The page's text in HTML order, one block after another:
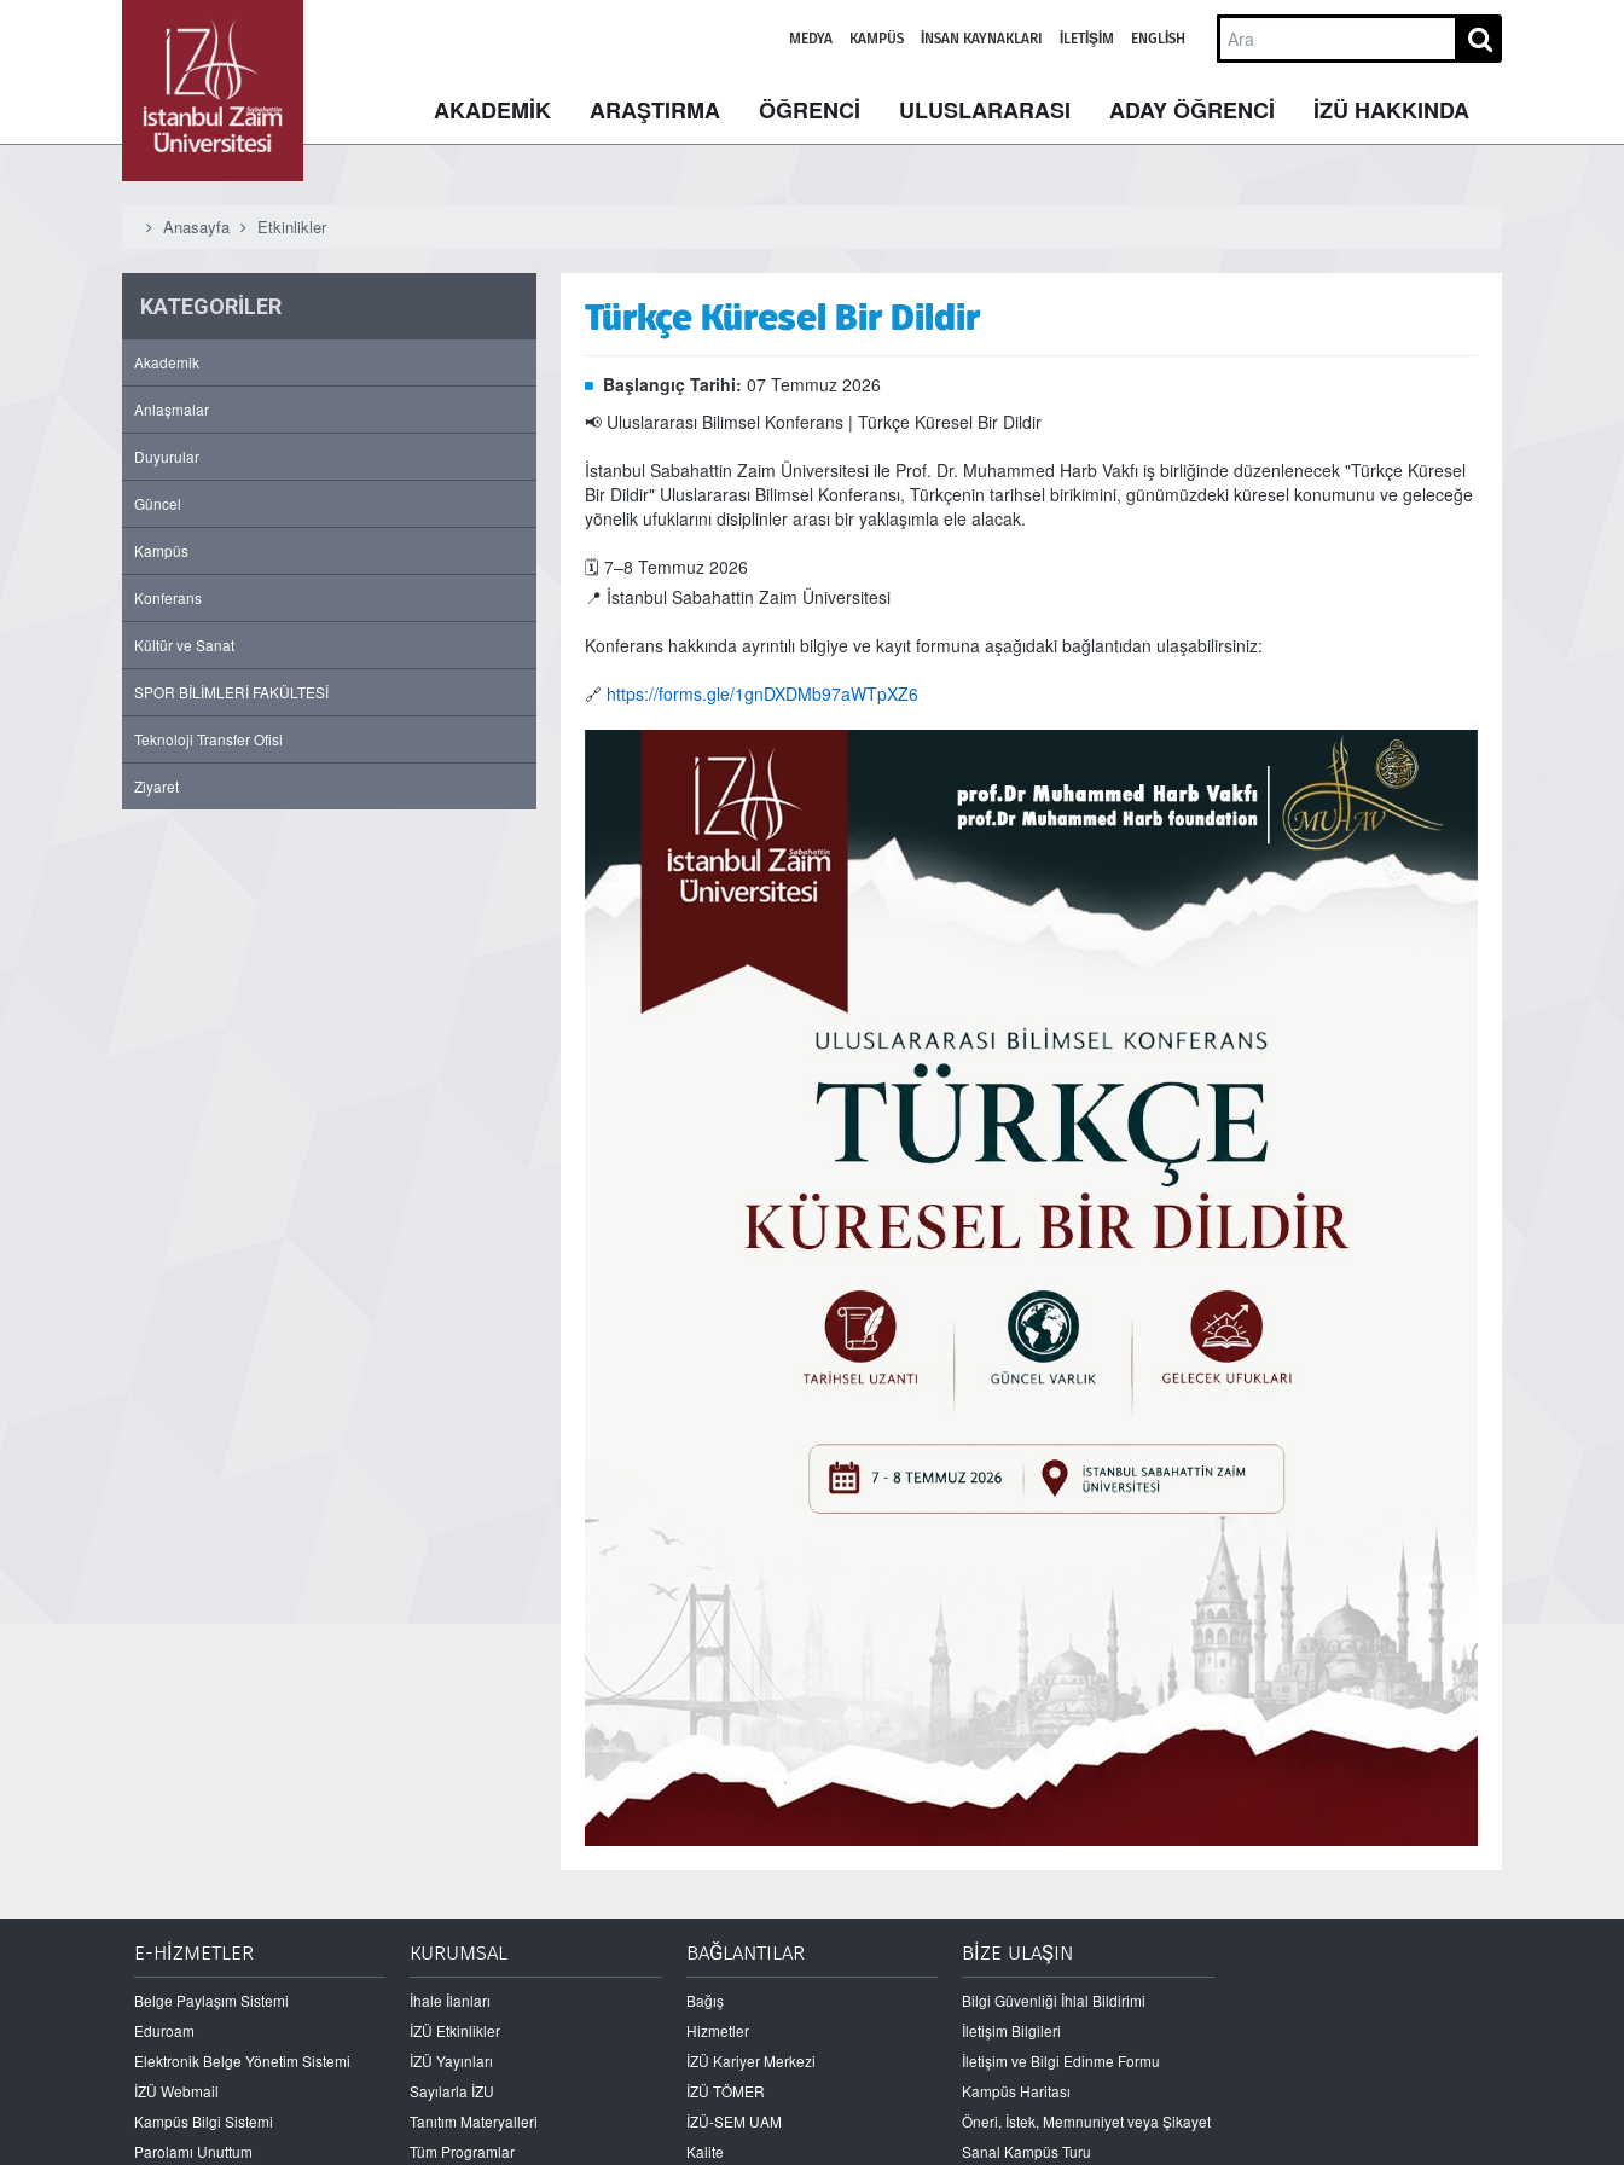
MEDYA KAMPÜS İNSAN KAYNAKLARI İLETIŞIM ENGLISH
AKADEMİK ARAŞTIRMA ÖĞRENCİ ULUSLARARASI ADAY ÖĞRENCİ İZÜ HAKKINDA
Anasayfa Etkinlikler
KATEGORİLER
Akademik
Anlaşmalar
Duyurular
Güncel
Kampüs
Konferans
Kültür ve Sanat
SPOR BİLİMLERİ FAKÜLTESİ
Teknoloji Transfer Ofisi
Ziyaret
Türkçe Küresel Bir Dildir
Başlangıç Tarihi: 07 Temmuz 2026
📢 Uluslararası Bilimsel Konferans | Türkçe Küresel Bir Dildir
İstanbul Sabahattin Zaim Üniversitesi ile Prof. Dr. Muhammed Harb Vakfı iş birliğinde düzenlenecek "Türkçe Küresel
Bir Dildir" Uluslararası Bilimsel Konferansı, Türkçenin tarihsel birikimini, günümüzdeki küresel konumunu ve geleceğe
yönelik ufuklarını disiplinler arası bir yaklaşımla ele alacak.
🗓️ 7–8 Temmuz 2026
📍 İstanbul Sabahattin Zaim Üniversitesi
Konferans hakkında ayrıntılı bilgiye ve kayıt formuna aşağıdaki bağlantıdan ulaşabilirsiniz:
🔗https://forms.gle/1gnDXDMb97aWTpXZ6
E-HİZMETLER
Belge Paylaşım Sistemi
Eduroam
Elektronik Belge Yönetim Sistemi
İZÜ Webmail
Kampüs Bilgi Sistemi
Parolamı Unuttum
KURUMSAL
İhale İlanları
İZÜ Etkinlikler
İZÜ Yayınları
Sayılarla İZU
Tanıtım Materyalleri
Tüm Programlar
BAĞLANTILAR
Bağış
Hizmetler
İZÜ Kariyer Merkezi
İZÜ TÖMER
İZÜ-SEM UAM
Kalite
BİZE ULAŞIN
Bilgi Güvenliği İhlal Bildirimi
İletişim Bilgileri
İletişim ve Bilgi Edinme Formu
Kampüs Haritası
Öneri, İstek, Memnuniyet veya Şikayet
Sanal Kampüs Turu